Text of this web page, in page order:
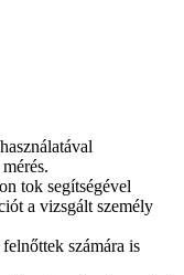
tok segítségével
a vizsgált személy
számára is